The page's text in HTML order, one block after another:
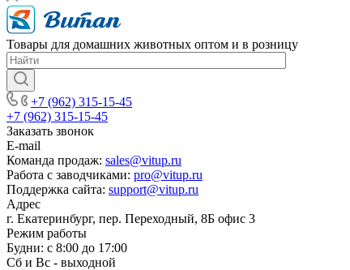
Товары для домашних животных оптом и в розницу
+7 (962) 315-15-45
+7 (962) 315-15-45
Заказать звонок
E-mail
Команда продаж: sales@vitup.ru
Работа с заводчиками: pro@vitup.ru
Поддержка сайта: support@vitup.ru
Адрес
г. Екатеринбург, пер. Переходный, 8Б офис 3
Режим работы
Будни: с 8:00 до 17:00
Сб и Вс - выходной